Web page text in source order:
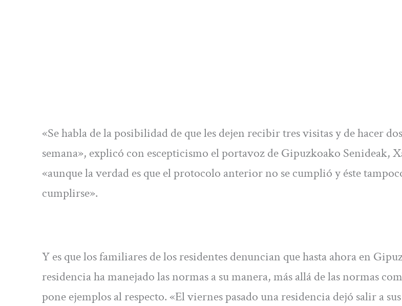
«Se habla de la posibilidad de que les dejen recibir tres visitas y de hacer
semana», explicó con escepticismo el portavoz de Gipuzkoako Senideak,
«aunque la verdad es que el protocolo anterior no se cumplió y éste
cumplirse».
Y es que los familiares de los residentes denuncian que hasta ahora en
residencia ha manejado las normas a su manera, más allá de las normas
pone ejemplos al respecto. «El viernes pasado una residencia dejó salir a